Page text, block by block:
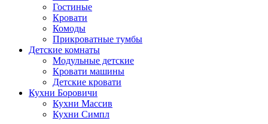
Гостиные
Кровати
Комоды
Прикроватные тумбы
Детские комнаты
Модульные детские
Кровати машины
Детские кровати
Кухни Боровичи
Кухни Массив
Кухни Симпл